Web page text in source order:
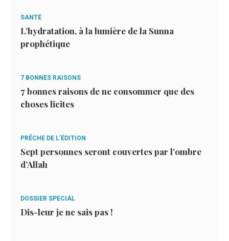
SANTÉ
L’hydratation, à la lumière de la Sunna
prophétique
7 BONNES RAISONS
7 bonnes raisons de ne consommer que des
choses licites
PRÊCHE DE L’ÉDITION
Sept personnes seront couvertes par l’ombre
d’Allah
DOSSIER SPECIAL
Dis-leur je ne sais pas !